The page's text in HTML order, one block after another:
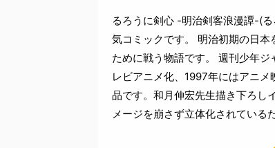
るろうに剣心 -明治剣客浪漫譚-(
気コミックです。 明治初期の日
ために戦う物語です。 週刊少年
レビアニメ化、1997年にはアニ
品です。和月伸宏先生描き下ろし
メージを崩さず立体化されている